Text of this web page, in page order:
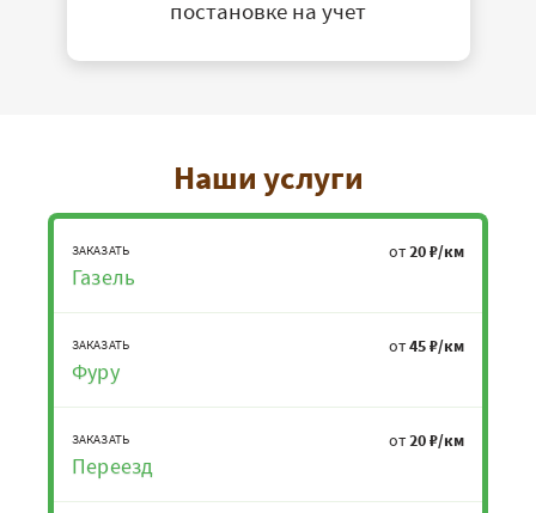
постановке на учет
Наши услуги
ЗАКАЗАТЬ
Газель
от20 ₽/км
ЗАКАЗАТЬ
Фуру
от45 ₽/км
ЗАКАЗАТЬ
Переезд
от20 ₽/км